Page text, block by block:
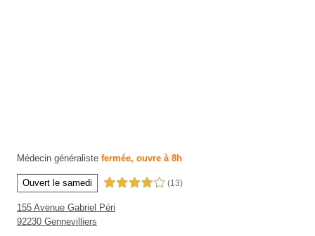
Médecin généraliste fermée, ouvre à 8h
Ouvert le samedi 4,0 étoiles sur 5 (13)
155 Avenue Gabriel Péri
92230 Gennevilliers